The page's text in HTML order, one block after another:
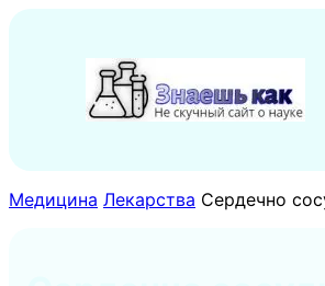
содержимому
Медицина Лекарства Сердечно